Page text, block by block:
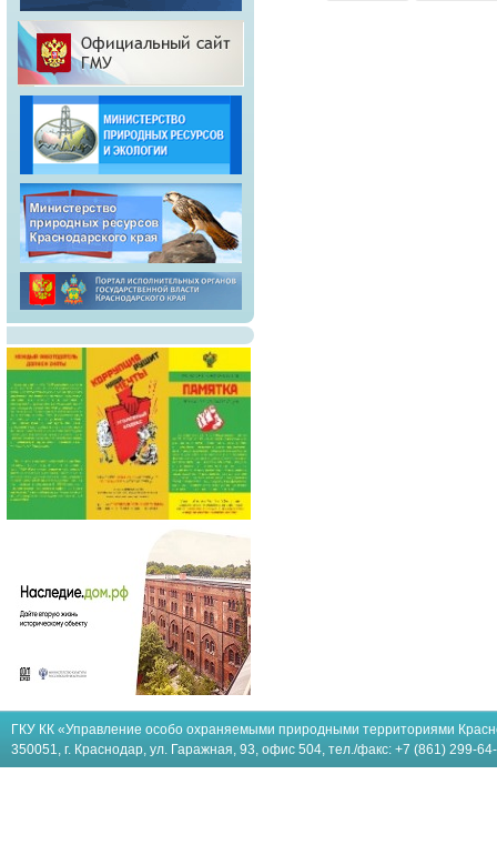
ГКУ КК «Управление особо охраняемыми природными территориями
350051, г. Краснодар, ул. Гаражная, 93, офис 504, тел./факс: +7 (861) 299-